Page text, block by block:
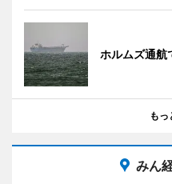
ホルムズ通航
もっ
みん